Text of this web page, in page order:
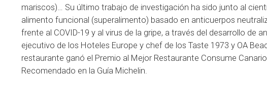
mariscos)… Su último trabajo de investigación ha sido junto al
alimento funcional (superalimento) basado en anticuerpos
frente al COVID-19 y al virus de la gripe, a través del desarrollo de
ejecutivo de los Hoteles Europe y chef de los Taste 1973 y OA
restaurante ganó el Premio al Mejor Restaurante Consume
Recomendado en la Guía Michelin.